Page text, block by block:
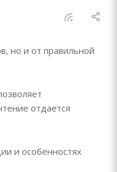
но и от правильной
отдается
и особенностях